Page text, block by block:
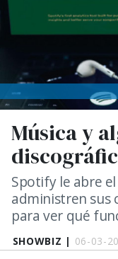
SHOWBIZ | 06-03-
Música y
Spotify le abre
administren sus
para ver qué